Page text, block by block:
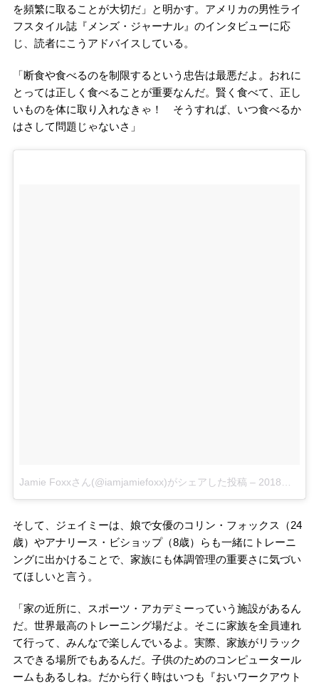
を頻繁に取ることが大切だ」と明かす。アメリカの男性ライ
フスタイル誌『メンズ・ジャーナル』のインタビューに応
じ、読者にこうアドバイスしている。
「断食や食べるのを制限するという忠告は最悪だよ。おれに
とっては正しく食べることが重要なんだ。賢く食べて、正し
いものを体に取り入れなきゃ！ そうすれば、いつ食べるか
はさして問題じゃないさ」
Jamie Foxxさん(@iamjamiefoxx)がシェアした投稿 – 2018年 6月月6日午後5時03分PDT
そして、ジェイミーは、娘で女優のコリン・フォックス（24
歳）やアナリース・ビショップ（8歳）らも一緒にトレーニ
ングに出かけることで、家族にも体調管理の重要さに気づい
てほしいと言う。
「家の近所に、スポーツ・アカデミーっていう施設があるん
だ。世界最高のトレーニング場だよ。そこに家族を全員連れ
て行って、みんなで楽しんでいるよ。実際、家族がリラック
スできる場所でもあるんだ。子供のためのコンピュータール
ームもあるしね。だから行く時はいつも『おいワークアウト